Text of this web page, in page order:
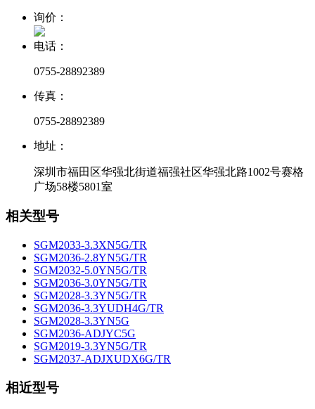
询价：
电话：
0755-28892389
传真：
0755-28892389
地址：
深圳市福田区华强北街道福强社区华强北路1002号赛格
广场58楼5801室
相关型号
SGM2033-3.3XN5G/TR
SGM2036-2.8YN5G/TR
SGM2032-5.0YN5G/TR
SGM2036-3.0YN5G/TR
SGM2028-3.3YN5G/TR
SGM2036-3.3YUDH4G/TR
SGM2028-3.3YN5G
SGM2036-ADJYC5G
SGM2019-3.3YN5G/TR
SGM2037-ADJXUDX6G/TR
相近型号